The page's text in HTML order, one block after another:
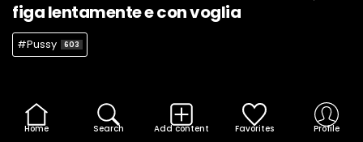
figa lentamente e con voglia
#Pussy 603
Home Search Add content Favorites Profile